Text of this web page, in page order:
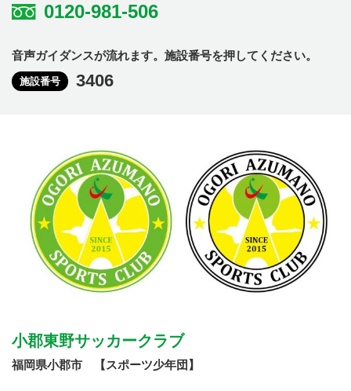
0120-981-506
音声ガイダンスが流れます。施設番号を押してください。
施設番号 3406
小郡東野サッカークラブ
福岡県小郡市 【スポーツ少年団】